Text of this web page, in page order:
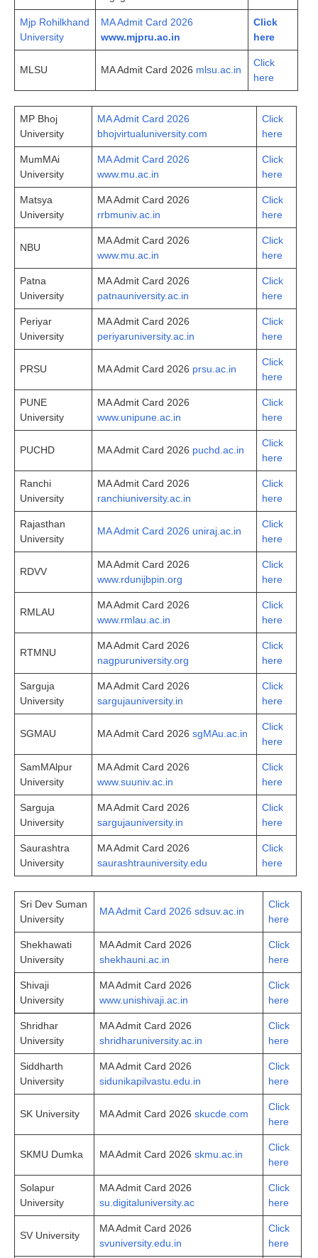
Mjp Rohilkhand
University
MA Admit Card 2026
www.mjpru.ac.in
Click
here
MLSU MA Admit Card 2026 mlsu.ac.in
Click
here
MP Bhoj
University
MA Admit Card 2026
bhojvirtualuniversity.com
Click
here
MumMAi
University
MA Admit Card 2026
www.mu.ac.in
Click
here
Matsya
University
MA Admit Card 2026
rrbmuniv.ac.in
Click
here
NBU
MA Admit Card 2026
www.mu.ac.in
Click
here
Patna
University
MA Admit Card 2026
patnauniversity.ac.in
Click
here
Periyar
University
MA Admit Card 2026
periyaruniversity.ac.in
Click
here
PRSU MA Admit Card 2026 prsu.ac.in
Click
here
PUNE
University
MA Admit Card 2026
www.unipune.ac.in
Click
here
PUCHD MA Admit Card 2026 puchd.ac.in
Click
here
Ranchi
University
MA Admit Card 2026
ranchiuniversity.ac.in
Click
here
Rajasthan
University
MA Admit Card 2026 uniraj.ac.in
Click
here
RDVV
MA Admit Card 2026
www.rdunijbpin.org
Click
here
RMLAU
MA Admit Card 2026
www.rmlau.ac.in
Click
here
RTMNU
MA Admit Card 2026
nagpuruniversity.org
Click
here
Sarguja
University
MA Admit Card 2026
sargujauniversity.in
Click
here
SGMAU MA Admit Card 2026 sgMAu.ac.in
Click
here
SamMAlpur
University
MA Admit Card 2026
www.suuniv.ac.in
Click
here
Sarguja
University
MA Admit Card 2026
sargujauniversity.in
Click
here
Saurashtra
University
MA Admit Card 2026
saurashtrauniversity.edu
Click
here
Sri Dev Suman
University
MA Admit Card 2026 sdsuv.ac.in
Click
here
Shekhawati
University
MA Admit Card 2026
shekhauni.ac.in
Click
here
Shivaji
University
MA Admit Card 2026
www.unishivaji.ac.in
Click
here
Shridhar
University
MA Admit Card 2026
shridharuniversity.ac.in
Click
here
Siddharth
University
MA Admit Card 2026
sidunikapilvastu.edu.in
Click
here
SK University MA Admit Card 2026 skucde.com
Click
here
SKMU Dumka MA Admit Card 2026 skmu.ac.in
Click
here
Solapur
University
MA Admit Card 2026
su.digitaluniversity.ac
Click
here
SV University
MA Admit Card 2026
svuniversity.edu.in
Click
here